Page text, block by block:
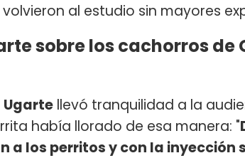
al estudio sin mayores
sobre los cachorros de
Ugarte llevó tranquilidad a la
había llorado de esa manera: "
a los perritos y con la inyección